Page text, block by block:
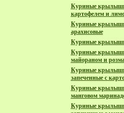
Куриные
картофелем и
Куриные
арахисовые
Куриные
Куриные
майораном и
Куриные
запеченные с
Куриные
манговом
Куриные